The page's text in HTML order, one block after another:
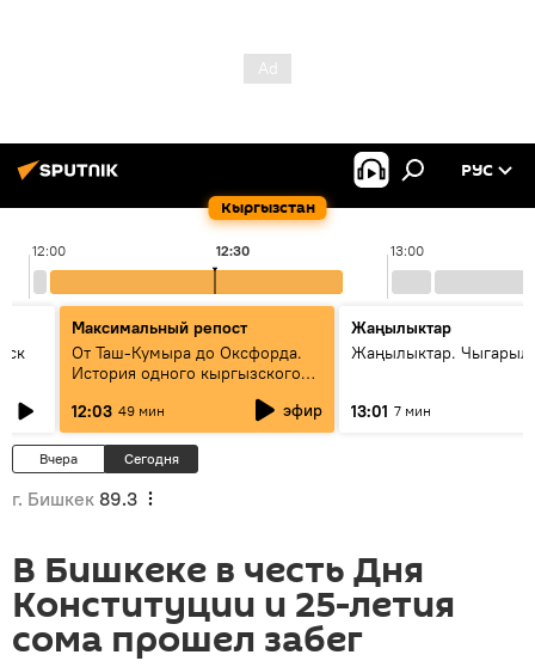
Кыргызстан
РУС
12:00 13:00
12:30
Максимальный репост
От Таш-Кумыра до Оксфорда.
История одного кыргызского
12:03 49 мин эфир
Жаңылыктар
Жаңылыктар.
13:01 7 мин
Вчера Сегодня
г. Бишкек 89.3
В Бишкеке в честь Дня
Конституции и 25-летия
сома прошел забег